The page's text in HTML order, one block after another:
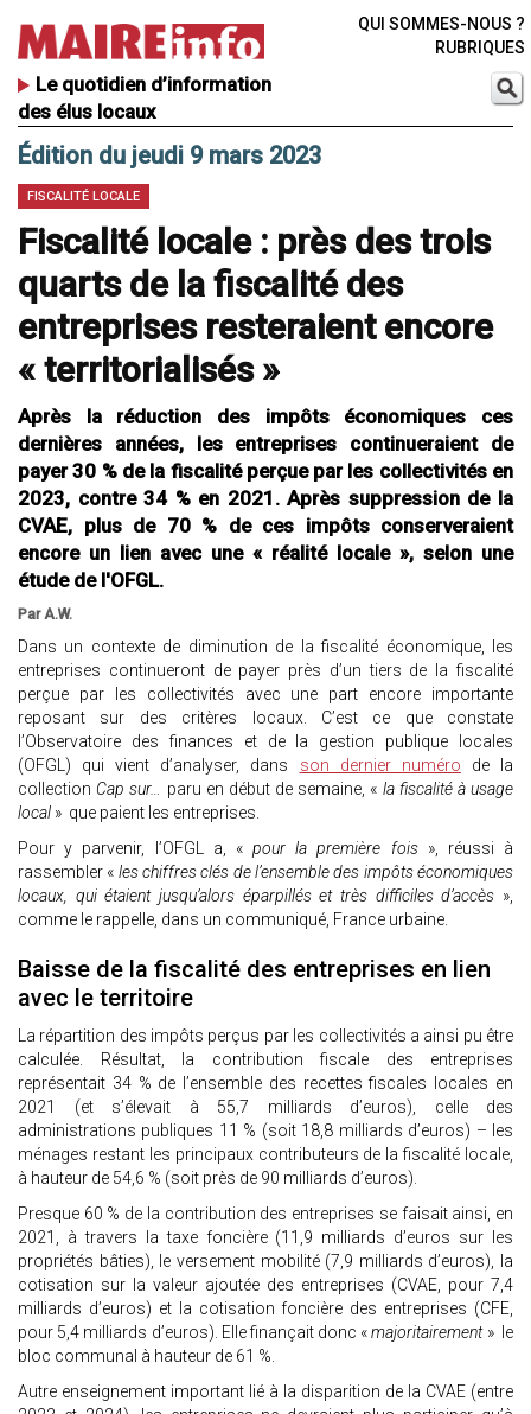
Le quotidien d’information
des élus locaux
QUI SOMMES-NOUS ?
RUBRIQUES
Édition du jeudi 9 mars 2023
FISCALITÉ LOCALE
Fiscalité locale : près des trois
quarts de la fiscalité des
entreprises resteraient encore
« territorialisés »
Après la réduction des impôts économiques ces
dernières années, les entreprises continueraient de
payer 30 % de la fiscalité perçue par les collectivités en
2023, contre 34 % en 2021. Après suppression de la
CVAE, plus de 70 % de ces impôts conserveraient
encore un lien avec une « réalité locale », selon une
étude de l'OFGL.
Par A.W.
Dans un contexte de diminution de la fiscalité économique, les
entreprises continueront de payer près d’un tiers de la fiscalité
perçue par les collectivités avec une part encore importante
reposant sur des critères locaux. C’est ce que constate
l’Observatoire des finances et de la gestion publique locales
(OFGL) qui vient d’analyser, dans son dernier numéro de la
collection Cap sur… paru en début de semaine, « la fiscalité à usage
local » que paient les entreprises.
Pour y parvenir, l’OFGL a, «pour la première fois», réussi à
rassembler « les chiffres clés de l’ensemble des impôts économiques
locaux, qui étaient jusqu’alors éparpillés et très difficiles d’accès »,
comme le rappelle, dans un communiqué, France urbaine.
Baisse de la fiscalité des entreprises en lien
avec le territoire
La répartition des impôts perçus par les collectivités a ainsi pu être
calculée. Résultat, la contribution fiscale des entreprises
représentait 34 % de l’ensemble des recettes fiscales locales en
2021 (et s’élevait à 55,7 milliards d’euros), celle des
administrations publiques 11 % (soit 18,8 milliards d’euros) – les
ménages restant les principaux contributeurs de la fiscalité locale,
à hauteur de 54,6 % (soit près de 90 milliards d’euros).
Presque 60 % de la contribution des entreprises se faisait ainsi, en
2021, à travers la taxe foncière (11,9 milliards d’euros sur les
propriétés bâties), le versement mobilité (7,9 milliards d’euros), la
cotisation sur la valeur ajoutée des entreprises (CVAE, pour 7,4
milliards d’euros) et la cotisation foncière des entreprises (CFE,
pour 5,4 milliards d’euros). Elle finançait donc «majoritairement » le
bloc communal à hauteur de 61 %.
Autre enseignement important lié à la disparition de la CVAE (entre